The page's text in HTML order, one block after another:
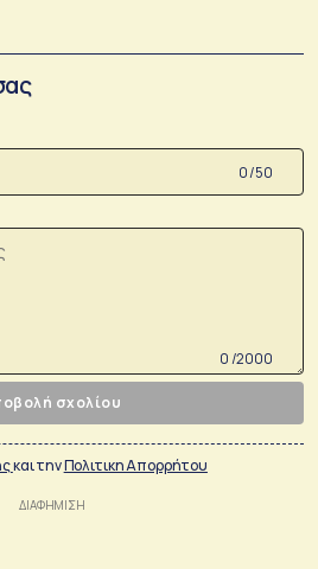
0 /50
0 /2000
σχολίου
και τηνΠολιτικη Απορρήτου